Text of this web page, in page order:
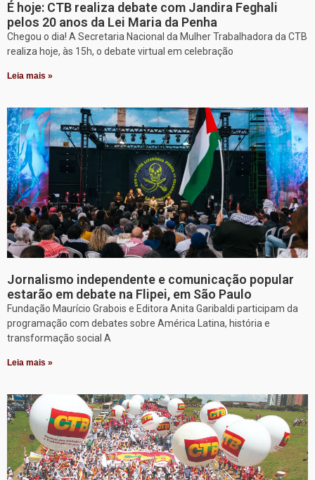
É hoje: CTB realiza debate com Jandira Feghali
pelos 20 anos da Lei Maria da Penha
Chegou o dia! A Secretaria Nacional da Mulher Trabalhadora da CTB
realiza hoje, às 15h, o debate virtual em celebração
Leia mais »
Jornalismo independente e comunicação popular
estarão em debate na Flipei, em São Paulo
Fundação Maurício Grabois e Editora Anita Garibaldi participam da
programação com debates sobre América Latina, história e
transformação social A
Leia mais »